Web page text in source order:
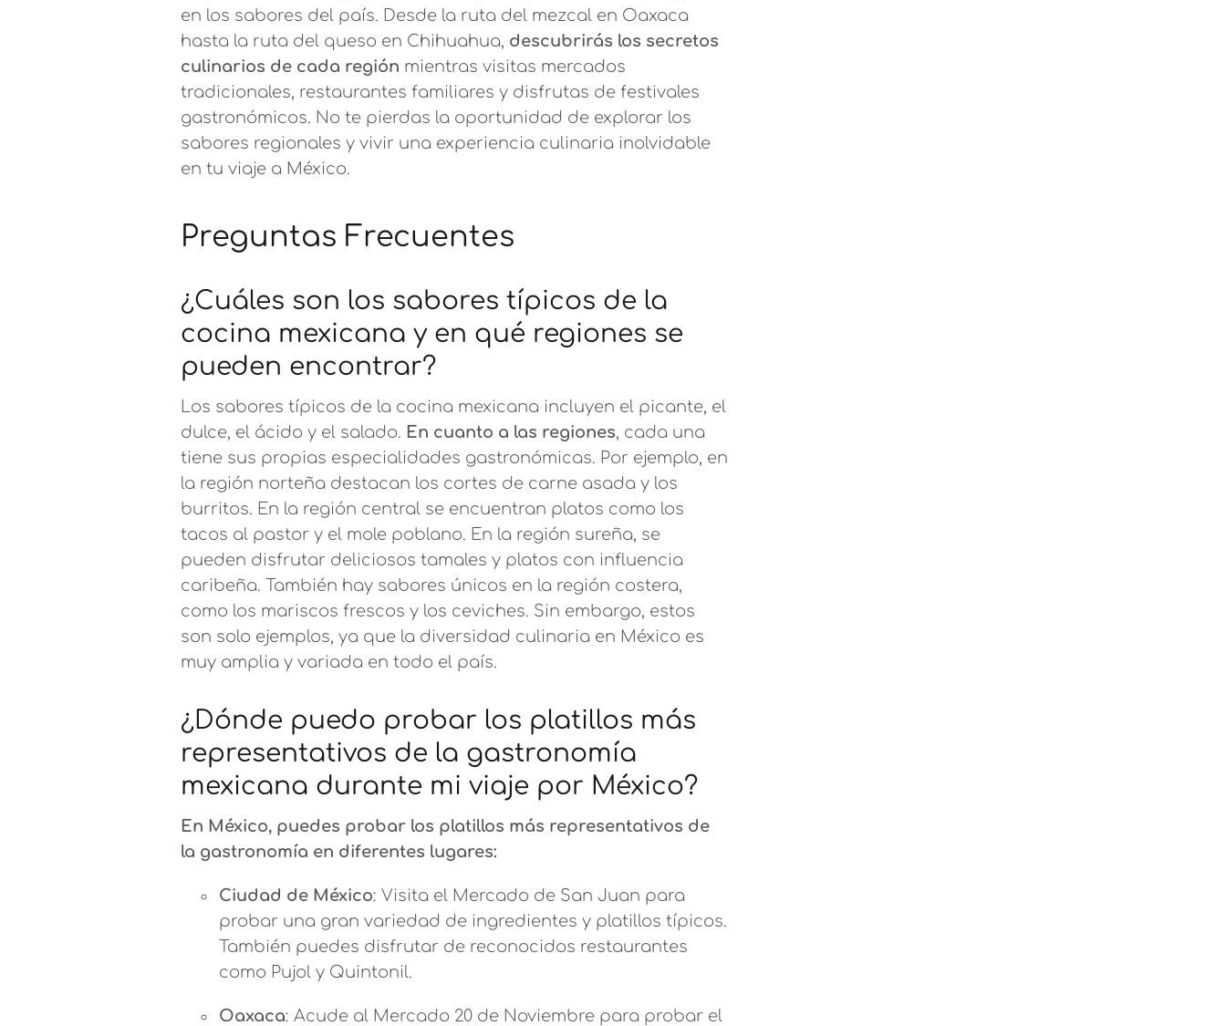
en los sabores del país. Desde la ruta del mezcal en Oaxaca
hasta la ruta del queso en Chihuahua, descubrirás los secretos
culinarios de cada región mientras visitas mercados
tradicionales, restaurantes familiares y disfrutas de festivales
gastronómicos. No te pierdas la oportunidad de explorar los
sabores regionales y vivir una experiencia culinaria inolvidable
en tu viaje a México.
Preguntas Frecuentes
¿Cuáles son los sabores típicos de la
cocina mexicana y en qué regiones se
pueden encontrar?
Los sabores típicos de la cocina mexicana incluyen el picante, el
dulce, el ácido y el salado. En cuanto a las regiones, cada una
tiene sus propias especialidades gastronómicas. Por ejemplo, en
la región norteña destacan los cortes de carne asada y los
burritos. En la región central se encuentran platos como los
tacos al pastor y el mole poblano. En la región sureña, se
pueden disfrutar deliciosos tamales y platos con influencia
caribeña. También hay sabores únicos en la región costera,
como los mariscos frescos y los ceviches. Sin embargo, estos
son solo ejemplos, ya que la diversidad culinaria en México es
muy amplia y variada en todo el país.
¿Dónde puedo probar los platillos más
representativos de la gastronomía
mexicana durante mi viaje por México?
En México, puedes probar los platillos más representativos de
la gastronomía en diferentes lugares:
Ciudad de México: Visita el Mercado de San Juan para
probar una gran variedad de ingredientes y platillos típicos.
También puedes disfrutar de reconocidos restaurantes
como Pujol y Quintonil.
Oaxaca: Acude al Mercado 20 de Noviembre para probar el